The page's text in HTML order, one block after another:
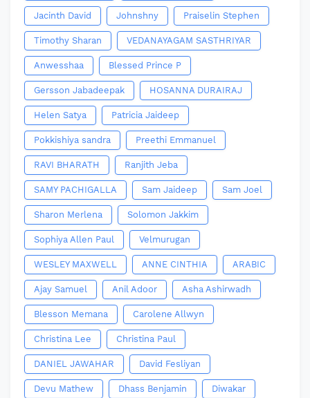
Jacinth David Johnshny Praiselin Stephen
Timothy Sharan VEDANAYAGAM SASTHRIYAR
Anwesshaa Blessed Prince P
Gersson Jabadeepak HOSANNA DURAIRAJ
Helen Satya Patricia Jaideep
Pokkishiya sandra Preethi Emmanuel
RAVI BHARATH Ranjith Jeba
SAMY PACHIGALLA Sam Jaideep Sam Joel
Sharon Merlena Solomon Jakkim
Sophiya Allen Paul Velmurugan
WESLEY MAXWELL ANNE CINTHIA ARABIC
Ajay Samuel Anil Adoor Asha Ashirwadh
Blesson Memana Carolene Allwyn
Christina Lee Christina Paul
DANIEL JAWAHAR David Fesliyan
Devu Mathew Dhass Benjamin Diwakar